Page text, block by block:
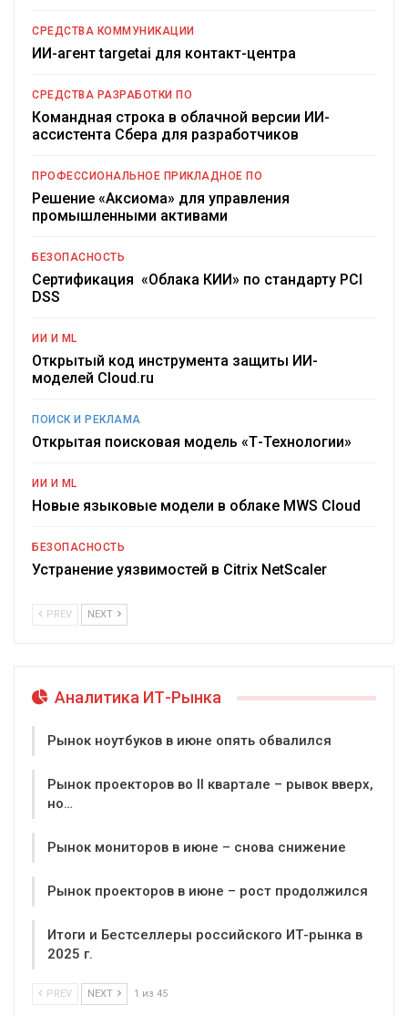
СРЕДСТВА КОММУНИКАЦИИ
ИИ-агент targetai для контакт-центра
СРЕДСТВА РАЗРАБОТКИ ПО
Командная строка в облачной версии ИИ-
ассистента Сбера для разработчиков
ПРОФЕССИОНАЛЬНОЕ ПРИКЛАДНОЕ ПО
Решение «Аксиома» для управления
промышленными активами
БЕЗОПАСНОСТЬ
Сертификация «Облака КИИ» по стандарту PCI
DSS
ИИ И ML
Открытый код инструмента защиты ИИ-
моделей Cloud.ru
ПОИСК И РЕКЛАМА
Открытая поисковая модель «Т-Технологии»
ИИ И ML
Новые языковые модели в облаке MWS Cloud
БЕЗОПАСНОСТЬ
Устранение уязвимостей в Citrix NetScaler
PREV NEXT
Аналитика ИТ-Рынка
Рынок ноутбуков в июне опять обвалился
Рынок проекторов во II квартале – рывок вверх,
но…
Рынок мониторов в июне – снова снижение
Рынок проекторов в июне – рост продолжился
Итоги и Бестселлеры российского ИТ-рынка в
2025 г.
PREV NEXT 1 из 45